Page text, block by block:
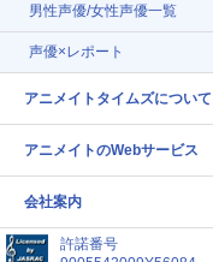
男性声優/女性声優一覧
声優×レポート
アニメイトタイムズについて
アニメイトのWebサービス
会社案内
許諾番号